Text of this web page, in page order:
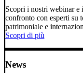
Scopri i nostri webinar
confronto con esperti su
patrimoniale e
Scopri di più
News